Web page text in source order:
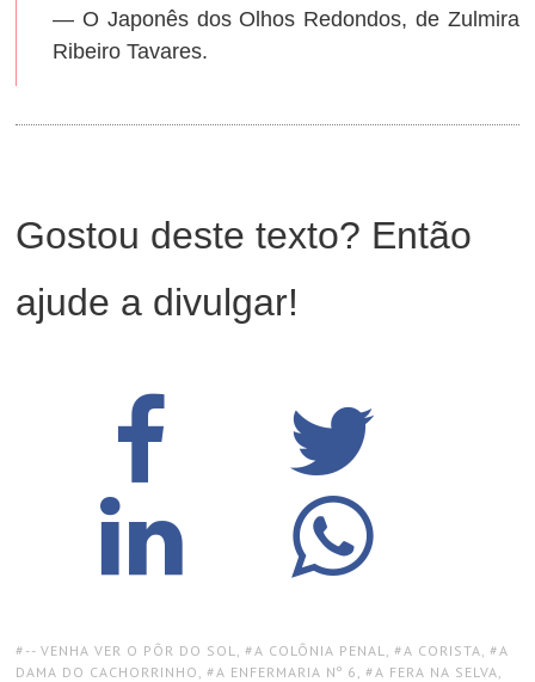
— O Japonês dos Olhos Redondos, de Zulmira
Ribeiro Tavares.
Gostou deste texto? Então
ajude a divulgar!
TAGS:
-- VENHA VER O PÔR DO SOL, A COLÔNIA PENAL, A CORISTA, A
DAMA DO CACHORRINHO , A ENFERMARIA Nº 6 , A FERA NA SELVA,